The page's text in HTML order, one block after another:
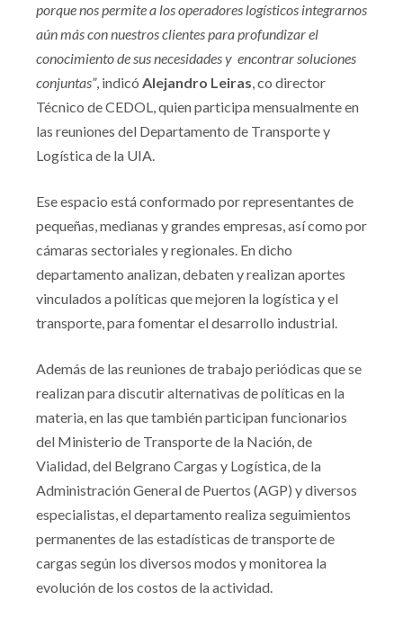
porque nos permite a los operadores logísticos integrarnos
aún más con nuestros clientes para profundizar el
conocimiento de sus necesidades y encontrar soluciones
conjuntas”, indicó Alejandro Leiras, co director
Técnico de CEDOL, quien participa mensualmente en
las reuniones del Departamento de Transporte y
Logística de la UIA.
Ese espacio está conformado por representantes de
pequeñas, medianas y grandes empresas, así como por
cámaras sectoriales y regionales. En dicho
departamento analizan, debaten y realizan aportes
vinculados a políticas que mejoren la logística y el
transporte, para fomentar el desarrollo industrial.
Además de las reuniones de trabajo periódicas que se
realizan para discutir alternativas de políticas en la
materia, en las que también participan funcionarios
del Ministerio de Transporte de la Nación, de
Vialidad, del Belgrano Cargas y Logística, de la
Administración General de Puertos (AGP) y diversos
especialistas, el departamento realiza seguimientos
permanentes de las estadísticas de transporte de
cargas según los diversos modos y monitorea la
evolución de los costos de la actividad.